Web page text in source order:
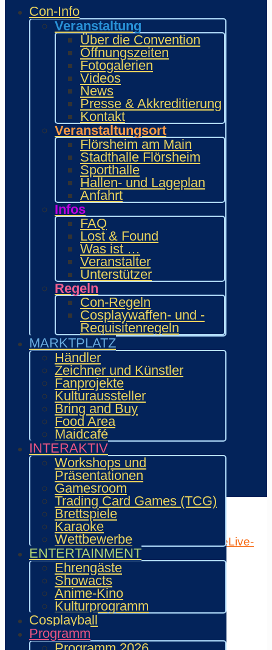
Con-Info
Veranstaltung
Über die Convention
Öffnungszeiten
Fotogalerien
Videos
News
Presse & Akkreditierung
Kontakt
Veranstaltungsort
Flörsheim am Main
Stadthalle Flörsheim
Sporthalle
Hallen- und Lageplan
Anfahrt
Infos
FAQ
Lost & Found
Was ist …
Veranstalter
Unterstützer
Regeln
Con-Regeln
Cosplaywaffen- und -
Requisitenregeln
MARKTPLATZ
Händler
Zeichner und Künstler
Fanprojekte
Kulturaussteller
Bring and Buy
Food Area
Maidcafé
INTERAKTIV
Workshops und
Präsentationen
Gamesroom
Trading Card Games (TCG)
Brettspiele
Karaoke
Wettbewerbe
ENTERTAINMENT
Ehrengäste
Showacts
Anime-Kino
Kulturprogramm
Cosplayball
Programm
Cosplaywaffen- und -
Requisitenregeln
MARKTPLATZ
Händler
Zeichner und Künstler
Fanprojekte
Kulturaussteller
Bring and Buy
Food Area
Maidcafé
INTERAKTIV
Workshops und Präsentationen
Gamesroom
Trading Card Games (TCG)
Brettspiele
Karaoke
Wettbewerbe
ENTERTAINMENT
Ehrengäste
Showacts
Anime-Kino
Kulturprogramm
Cosplayball
Programm
Programm 2026
Wie.MAI.KAI App
Vergangenes Con-Programm
Bewerbung
Händler
Zeichner & Künstler
Aussteller & Fanprojekte
Showacts
Workshops & Präsentationen
Helfende
Marketing & Sponsoring
Presse & Content Creator
Verein wie.mai.kai e. V
Kontakt
Attraktionen
Programm
Lageplan Aussteller
Programm (Hauptseite)
TimetableLive-
TickerMeine Favoriten
Home
Mein Ticket
Ticketbestellung
Programmplan
Timetable